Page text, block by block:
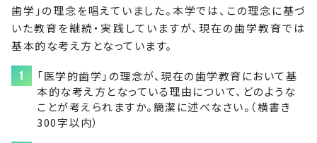
歯学」の理念を唱えていました。本学では、この理念に基づ
いた教育を継続・実践していますが、現在の歯学教育では
基本的な考え方となっています。
「医学的歯学」の理念が、現在の歯学教育において基
本的な考え方となっている理由について、どのような
ことが考えられますか。簡潔に述べなさい。（横書き
300字以内）